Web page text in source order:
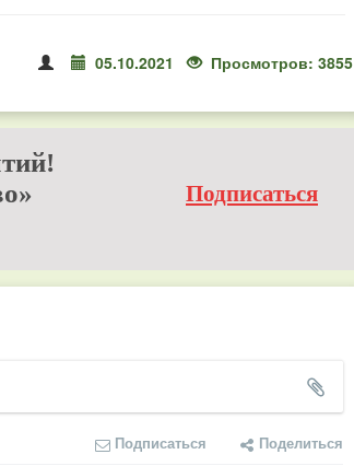
05.10.2021 Просмотров: 3855
Подписаться
Подписаться Поделиться